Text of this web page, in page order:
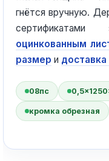
гнётся вручную.
оцинкованным
размер и
08пс
кромка обрезная